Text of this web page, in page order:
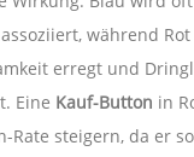
während Rot
erregt und
Eine Kauf-Button in
Rate steigern, da er